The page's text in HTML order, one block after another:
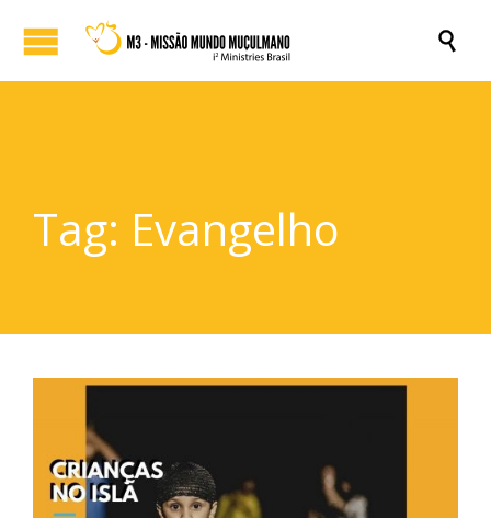

Tag: Evangelho